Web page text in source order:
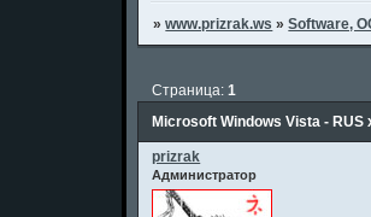
»www.prizrak.ws »Software,
Microsoft Windows Vista -
Страница:1
prizrak
Администратор